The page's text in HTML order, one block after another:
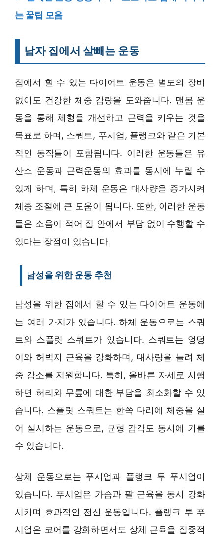
는 꿀팁 모음
남자 집에서 살빼는 운동
집에서 할 수 있는 다이어트 운동은 별도의 장비
없이도 건강한 체중 감량을 도와줍니다. 맨몸 운
동을 통해 체형을 개선하고 근력을 키우는 것을
목표로 하며, 스쿼트, 푸시업, 플랭크와 같은 기본
적인 동작들이 포함됩니다. 이러한 운동들은 유
산소 운동과 근력운동의 효과를 동시에 누릴 수
있게 하며, 특히 하체 운동은 대사량을 증가시켜
체중 조절에 큰 도움이 됩니다. 또한, 이러한 운동
들은 소음이 적어 집 안에서 부담 없이 수행할 수
있다는 장점이 있습니다.
남성을 위한 운동 추천
남성을 위한 집에서 할 수 있는 다이어트 운동에
는 여러 가지가 있습니다. 하체 운동으로는 스쿼
트와 스플릿 스쿼트가 있습니다. 스쿼트는 엉덩
이와 허벅지 근육을 강화하며, 대사량을 늘려 체
중 감소를 지원합니다. 특히, 올바른 자세로 시행
하면 허리와 무릎에 대한 부담을 최소화할 수 있
습니다. 스플릿 스쿼트는 한쪽 다리에 체중을 실
어 실시하는 운동으로, 균형 감각도 동시에 기를
수 있습니다.
상체 운동으로는 푸시업과 플랭크 투 푸시업이
있습니다. 푸시업은 가슴과 팔 근육을 동시 강화
시키며 효과적인 전신 운동입니다. 플랭크 투 푸
시업은 코어를 강화하면서도 상체 근육을 집중적